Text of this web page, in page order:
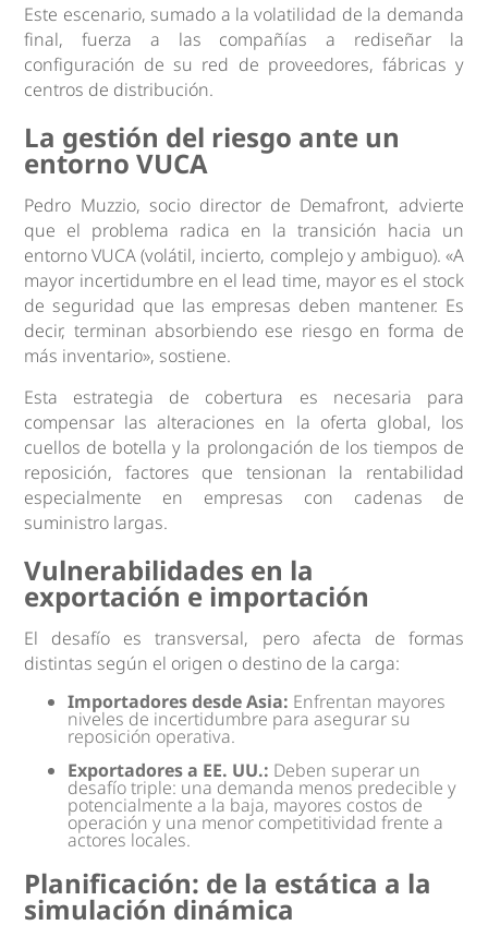
Este escenario, sumado a la volatilidad de la demanda
final, fuerza a las compañías a rediseñar la
configuración de su red de proveedores, fábricas y
centros de distribución.
La gestión del riesgo ante un
entorno VUCA
Pedro Muzzio, socio director de Demafront, advierte
que el problema radica en la transición hacia un
entorno VUCA (volátil, incierto, complejo y ambiguo). «A
mayor incertidumbre en el lead time, mayor es el stock
de seguridad que las empresas deben mantener. Es
decir, terminan absorbiendo ese riesgo en forma de
más inventario», sostiene.
Esta estrategia de cobertura es necesaria para
compensar las alteraciones en la oferta global, los
cuellos de botella y la prolongación de los tiempos de
reposición, factores que tensionan la rentabilidad
especialmente en empresas con cadenas de
suministro largas.
Vulnerabilidades en la
exportación e importación
El desafío es transversal, pero afecta de formas
distintas según el origen o destino de la carga:
Importadores desde Asia: Enfrentan mayores
niveles de incertidumbre para asegurar su
reposición operativa.
Exportadores a EE. UU.: Deben superar un
desafío triple: una demanda menos predecible y
potencialmente a la baja, mayores costos de
operación y una menor competitividad frente a
actores locales.
Planificación: de la estática a la
simulación dinámica